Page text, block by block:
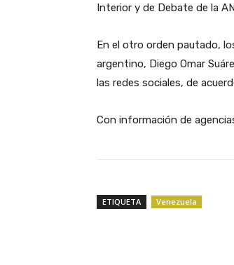
Interior y de Debate de la
En el otro orden pautado,
argentino, Diego Omar
las redes sociales, de
Con información de
ETIQUETA Venezuela